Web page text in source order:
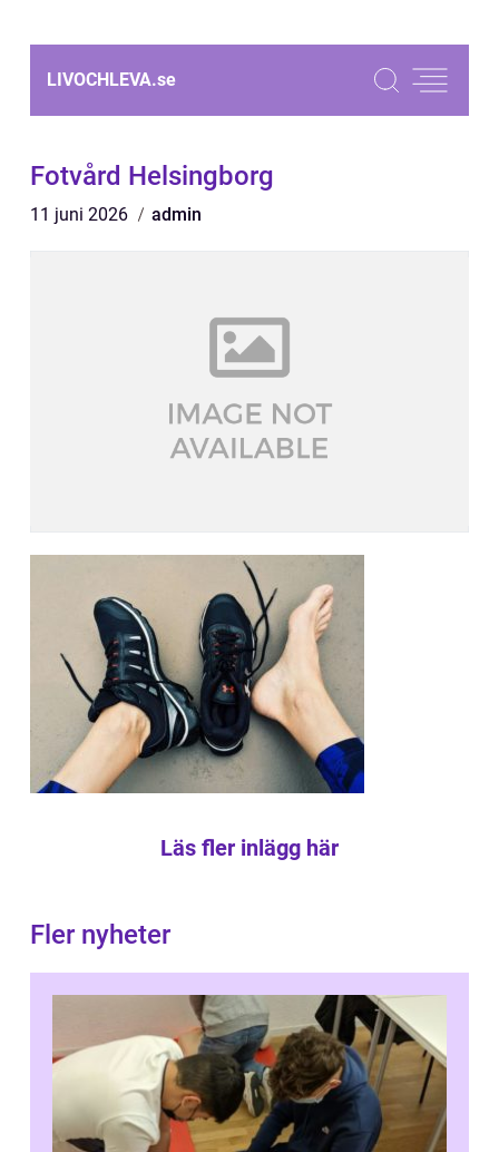
LIVOCHLEVA.se
Fotvård Helsingborg
11 juni 2026 admin
Läs fler inlägg här
Fler nyheter